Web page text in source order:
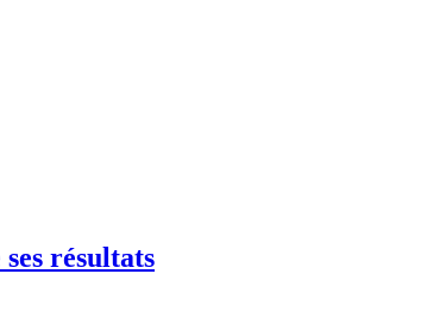
résultats